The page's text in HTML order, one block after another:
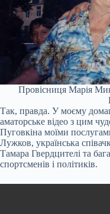
Провісниця Марія
Так, правда. У моєму
аматорське відео з цим
Пуговкіна моїми
Лужков, українська
Тамара Гвердцителі та
спортсменів і політиків.